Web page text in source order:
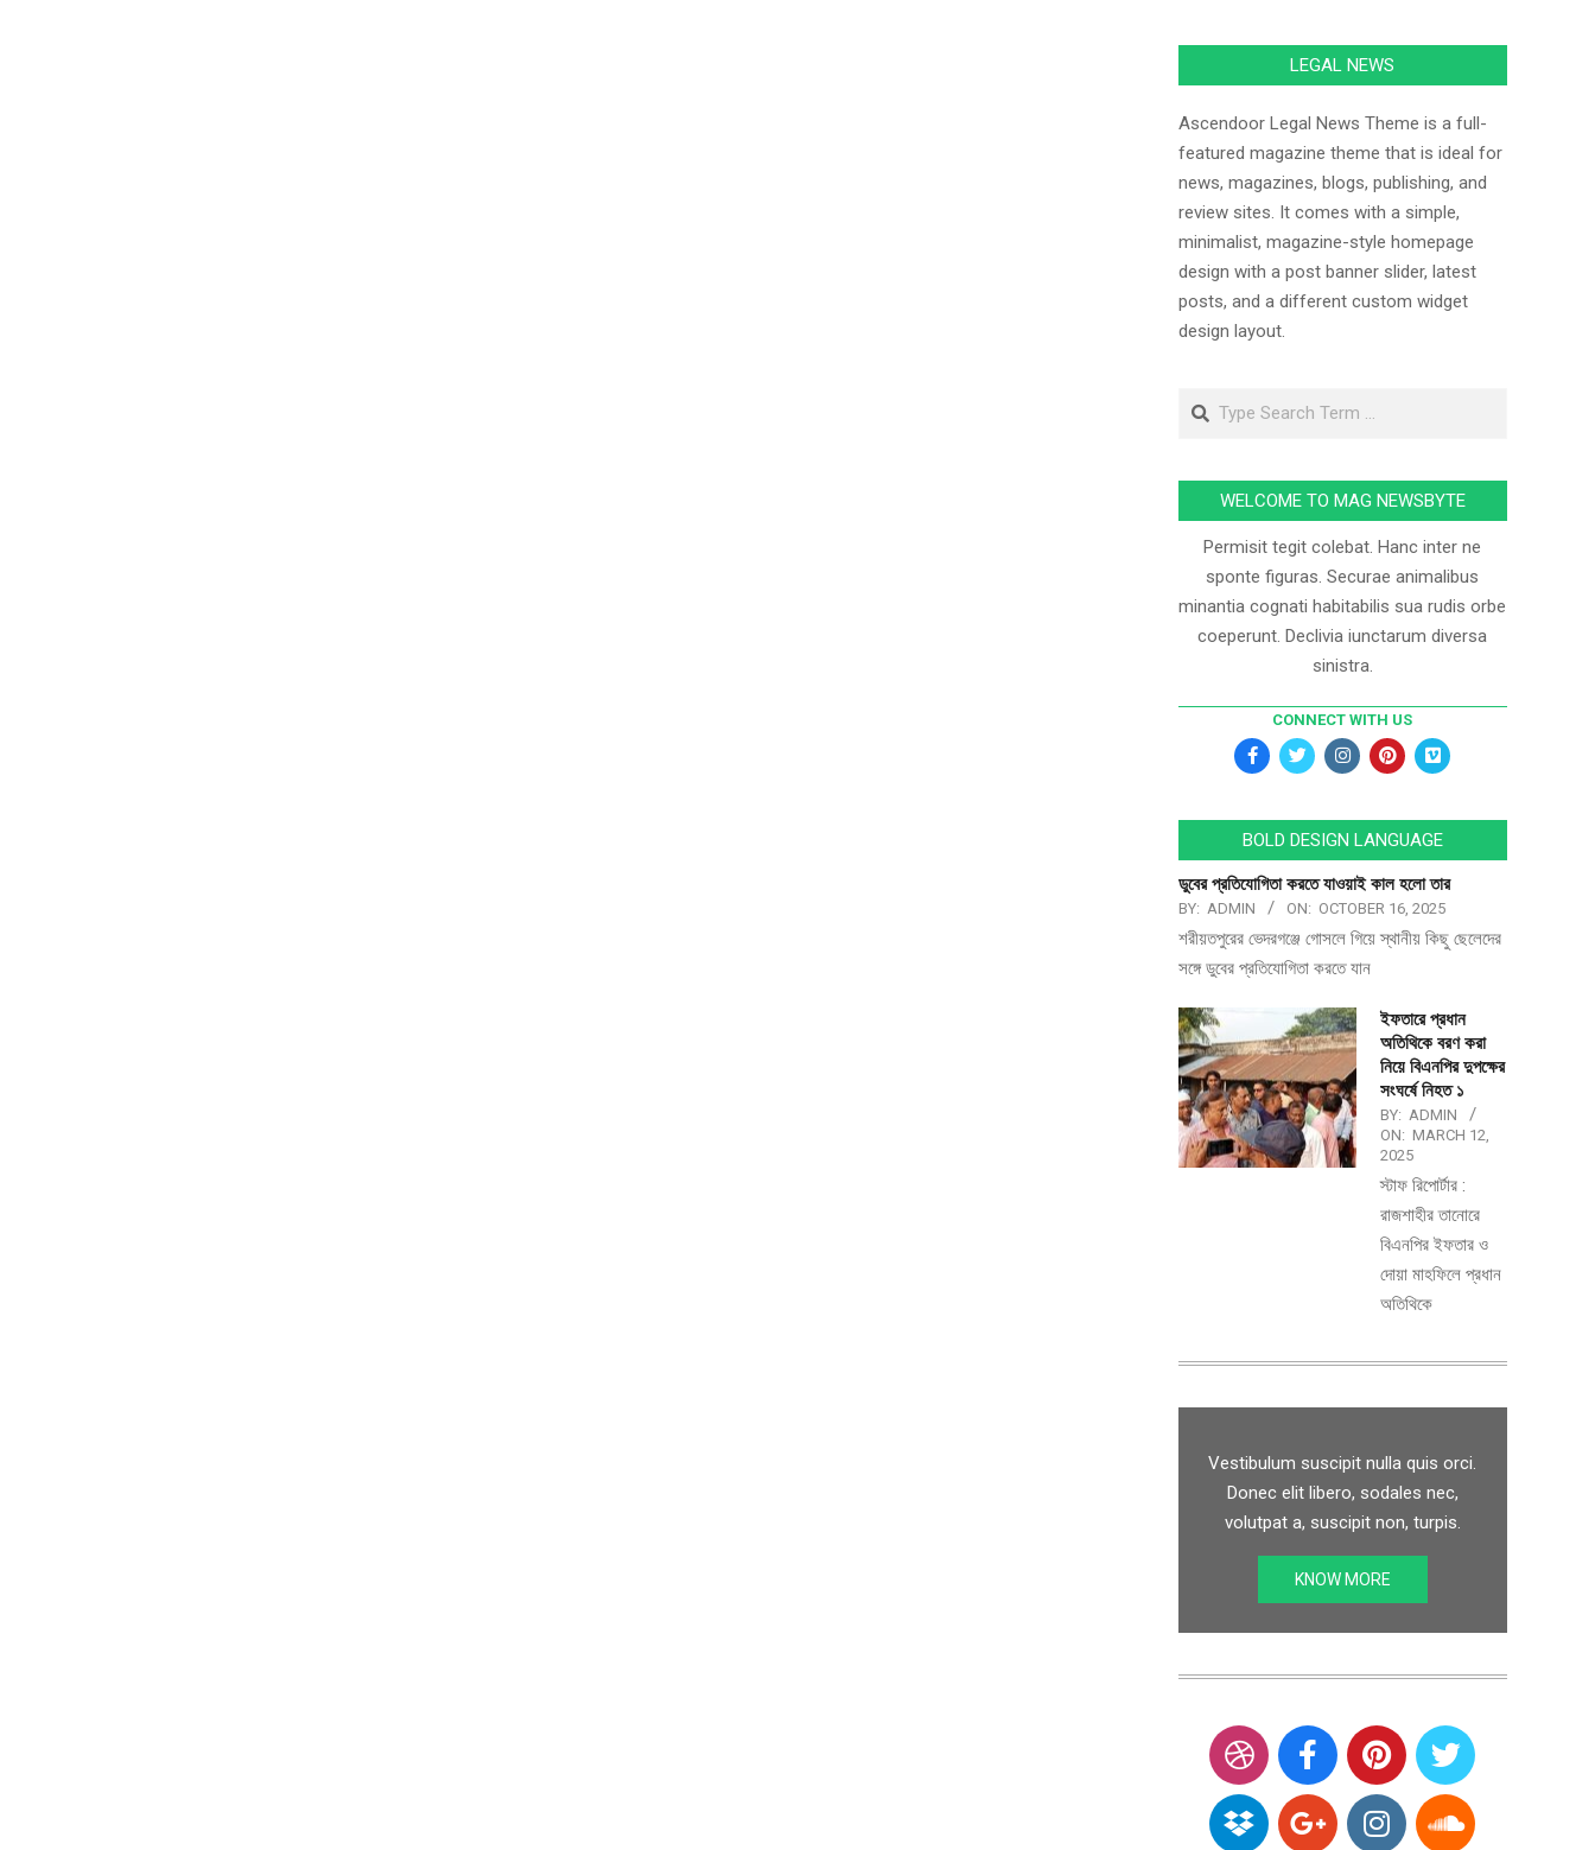
LEGAL NEWS
Ascendoor Legal News Theme is a full-
featured magazine theme that is ideal for
news, magazines, blogs, publishing, and
review sites. It comes with a simple,
minimalist, magazine-style homepage
design with a post banner slider, latest
posts, and a different custom widget
design layout.
WELCOME TO MAG NEWSBYTE
Permisit tegit colebat. Hanc inter ne
sponte figuras. Securae animalibus
minantia cognati habitabilis sua rudis orbe
coeperunt. Declivia iunctarum diversa
sinistra.
CONNECT WITH US
BOLD DESIGN LANGUAGE
ডুবের প্রতিযোগিতা করতে যাওয়াই কাল হলো তার
BY: ADMIN ON: OCTOBER 16, 2025
শরীয়তপুরের ভেদরগঞ্জে গোসলে গিয়ে স্থানীয় কিছু ছেলেদের
সঙ্গে ডুবের প্রতিযোগিতা করতে যান
ইফতারে প্রধান
অতিথিকে বরণ করা
নিয়ে বিএনপির দুপক্ষের
সংঘর্ষে নিহত ১
BY: ADMIN
ON: MARCH 12,
2025
স্টাফ রিপোর্টার :
রাজশাহীর তানোরে
বিএনপির ইফতার ও
দোয়া মাহফিলে প্রধান
অতিথিকে
Vestibulum suscipit nulla quis orci.
Donec elit libero, sodales nec,
volutpat a, suscipit non, turpis.
KNOW MORE